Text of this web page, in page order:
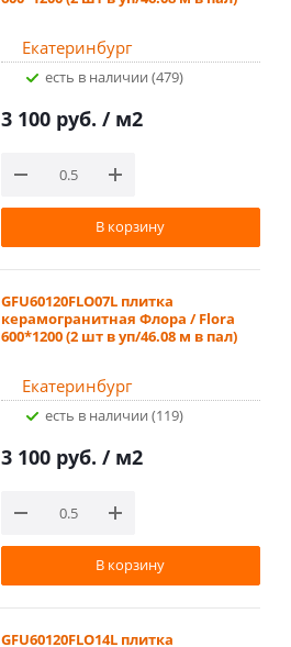
Екатеринбург
Есть в наличии (479)
3 100 руб. / м2
В корзину
GFU60120FLO07L плитка
керамогранитная Флора / Flora
600*1200 (2 шт в уп/46.08 м в пал)
Екатеринбург
Есть в наличии (119)
3 100 руб. / м2
В корзину
GFU60120FLO14L плитка